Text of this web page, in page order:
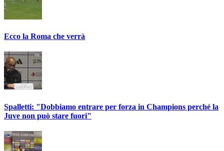
Ecco la Roma che verrà
Spalletti: "Dobbiamo entrare per forza in Champions perché la
Juve non può stare fuori"